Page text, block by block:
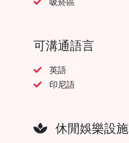
可溝通語言
英語
印尼語
休閒娛樂設施